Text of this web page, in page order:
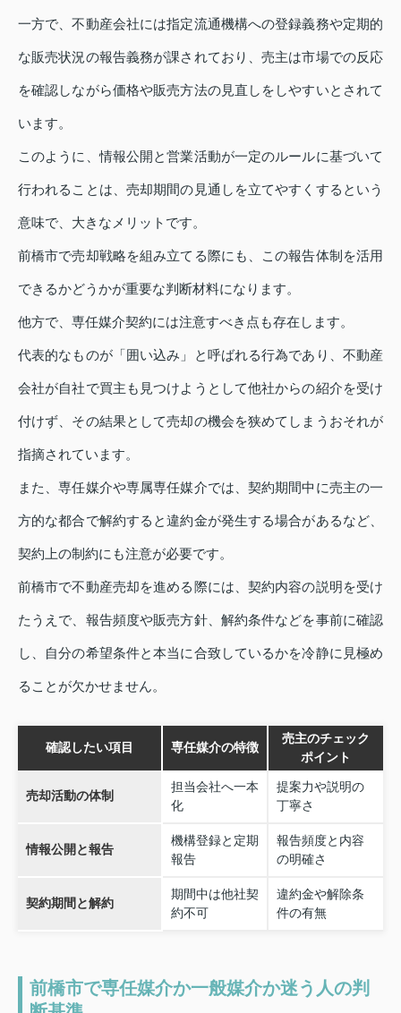
一方で、不動産会社には指定流通機構への登録義務や定期的
な販売状況の報告義務が課されており、売主は市場での反応
を確認しながら価格や販売方法の見直しをしやすいとされて
います。
このように、情報公開と営業活動が一定のルールに基づいて
行われることは、売却期間の見通しを立てやすくするという
意味で、大きなメリットです。
前橋市で売却戦略を組み立てる際にも、この報告体制を活用
できるかどうかが重要な判断材料になります。
他方で、専任媒介契約には注意すべき点も存在します。
代表的なものが「囲い込み」と呼ばれる行為であり、不動産
会社が自社で買主も見つけようとして他社からの紹介を受け
付けず、その結果として売却の機会を狭めてしまうおそれが
指摘されています。
また、専任媒介や専属専任媒介では、契約期間中に売主の一
方的な都合で解約すると違約金が発生する場合があるなど、
契約上の制約にも注意が必要です。
前橋市で不動産売却を進める際には、契約内容の説明を受け
たうえで、報告頻度や販売方針、解約条件などを事前に確認
し、自分の希望条件と本当に合致しているかを冷静に見極め
ることが欠かせません。
確認したい項目 専任媒介の特徴
売主のチェック
ポイント
売却活動の体制
担当会社へ一本
化
提案力や説明の
丁寧さ
情報公開と報告
機構登録と定期
報告
報告頻度と内容
の明確さ
契約期間と解約
期間中は他社契
約不可
違約金や解除条
件の有無
前橋市で専任媒介か一般媒介か迷う人の判